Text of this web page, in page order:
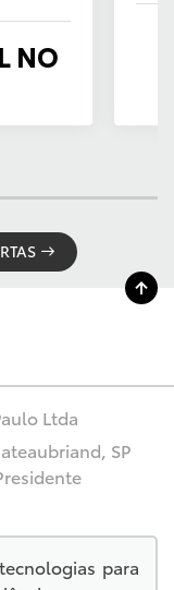
NO
Ltda
SP
para